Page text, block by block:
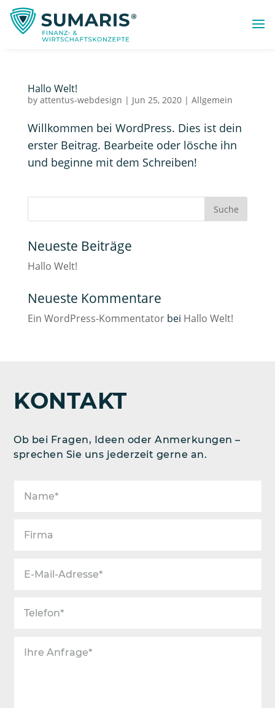
Hallo Welt!
by attentus-webdesign | Jun 25, 2020| Allgemein
Willkommen bei WordPress. Dies ist dein
erster Beitrag. Bearbeite oder lösche ihn
und beginne mit dem Schreiben!
Neueste Beiträge
Hallo Welt!
Neueste Kommentare
Ein WordPress-Kommentatorbei Hallo Welt!
KONTAKT
Ob bei Fragen, Ideen oder Anmerkungen –
sprechen Sie uns jederzeit gerne an.